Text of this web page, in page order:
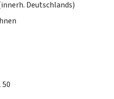
Deutschlands)
50